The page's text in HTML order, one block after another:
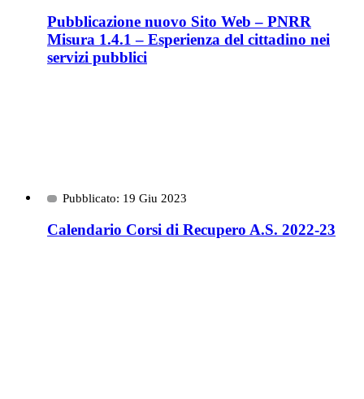
Pubblicazione nuovo Sito Web – PNRR
Misura 1.4.1 – Esperienza del cittadino nei
servizi pubblici
Pubblicato: 19 Giu 2023
Calendario Corsi di Recupero A.S. 2022-23